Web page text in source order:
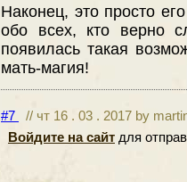
Наконец, это просто
обо всех, кто верно
появилась такая
мать-магия!
#7
// чт 16 . 03 . 2017 by
Войдите на сайт для